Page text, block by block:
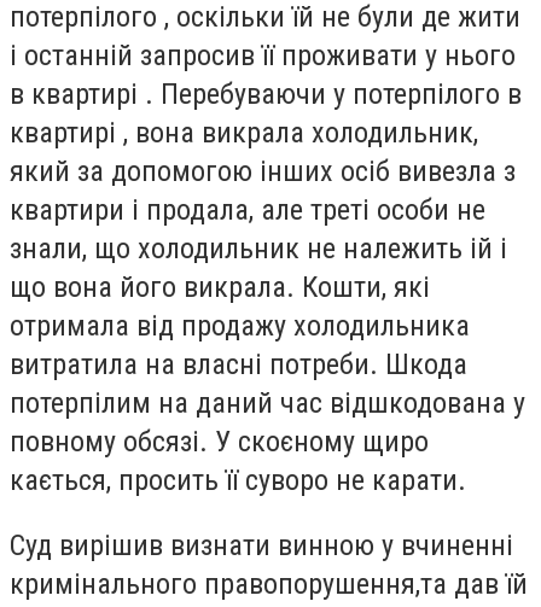
потерпілого , оскільки їй не були де жити
і останній запросив її проживати у нього
в квартирі . Перебуваючи у потерпілого в
квартирі , вона викрала холодильник,
який за допомогою інших осіб вивезла з
квартири і продала, але треті особи не
знали, що холодильник не належить ій і
що вона його викрала. Кошти, які
отримала від продажу холодильника
витратила на власні потреби. Шкода
потерпілим на даний час відшкодована у
повному обсязі. У скоєному щиро
кається, просить її суворо не карати.
Суд вирішив визнати винною у вчиненні
кримінального правопорушення,та дав їй